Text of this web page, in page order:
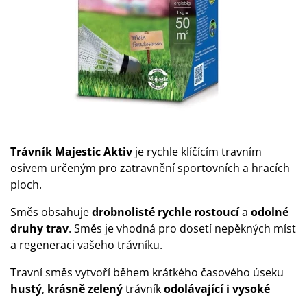
Trávník Majestic Aktiv je rychle klíčícím travním
osivem určeným pro zatravnění sportovních a hracích
ploch.
Směs obsahujedrobnolisté rychle rostoucía odolné
druhy trav. Směs je vhodná pro dosetí nepěkných míst
a regeneraci vašeho trávníku.
Travní směs vytvoří během krátkého časového úseku
hustý, krásně zelenýtrávníkodolávající i vysoké